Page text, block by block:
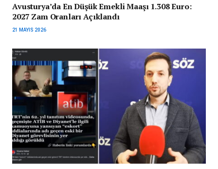
Avusturya’da En Düşük Emekli Maaşı 1.308 Euro:
2027 Zam Oranları Açıklandı
21 MAYIS 2026